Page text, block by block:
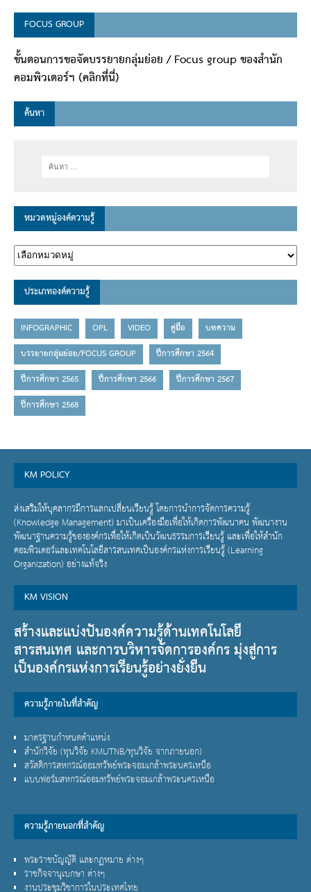
FOCUS GROUP
ขั้นตอนการขอจัดบรรยายกลุ่มย่อย / Focus group ของสำนัก
คอมพิวเตอร์ฯ (คลิกที่นี่)
ค้นหา
หมวดหมู่องค์ความรู้
ประเภทองค์ความรู้
INFOGRAPHIC OPL VIDEO คู่มือ
บทความ
บรรยายกลุ่มย่อย/FOCUS GROUP
ปีการศึกษา 2564
ปีการศึกษา 2565
ปีการศึกษา 2566
ปีการศึกษา 2567
ปีการศึกษา 2568
KM POLICY
ส่งเสริมให้บุคลากรมีการแลกเปลี่ยนเรียนรู้ โดยการนำการจัดการความรู้
(Knowledge Management) มาเป็นเครื่องมือเพื่อให้เกิดการพัฒนาคน พัฒนางาน
พัฒนาฐานความรู้ขององค์กรเพื่อให้เกิดเป็นวัฒนธรรมการเรียนรู้ และเพื่อให้สำนัก
คอมพิวเตอร์และเทคโนโลยีสารสนเทศเป็นองค์กรแห่งการเรียนรู้ (Learning
Organization) อย่างแท้จริง
KM VISION
สร้างและแบ่งปันองค์ความรู้ด้านเทคโนโลยี
สารสนเทศ และการบริหารจัดการองค์กร มุ่งสู่การ
เป็นองค์กรแห่งการเรียนรู้อย่างยั่งยืน
ความรู้ภายในที่สำคัญ
มาตรฐานกำหนดตำแหน่ง
สำนักวิจัย (ทุนวิจัย KMUTNB/ทุนวิจัย จากภายนอก)
สวัสดิการสหกรณ์ออมทรัพย์พระจอมเกล้าพระนครเหนือ
แบบฟอร์มสหกรณ์ออมทรัพย์พระจอมเกล้าพระนครเหนือ
ความรู้ภายนอกที่สำคัญ
พระราชบัญญัติ และกฏหมาย ต่างๆ
ราชกิจจานุเบกษา ต่างๆ
งานประชุมวิชาการในประเทศไทย